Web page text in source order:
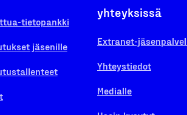
tietopankki
jäsenille
yhteyksissä
Extranet-
Yhteystiedot
Medialle